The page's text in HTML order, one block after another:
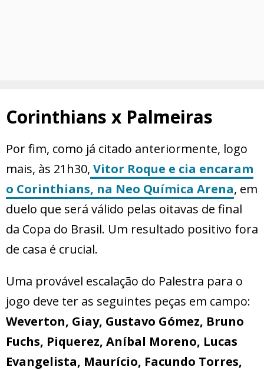
Corinthians x Palmeiras
Por fim, como já citado anteriormente, logo
mais, às 21h30, Vitor Roque e cia encaram
o Corinthians, na Neo Química Arena, em
duelo que será válido pelas oitavas de final
da Copa do Brasil. Um resultado positivo fora
de casa é crucial.
Uma provável escalação do Palestra para o
jogo deve ter as seguintes peças em campo:
Weverton, Giay, Gustavo Gómez, Bruno
Fuchs, Piquerez, Aníbal Moreno, Lucas
Evangelista, Maurício, Facundo Torres,